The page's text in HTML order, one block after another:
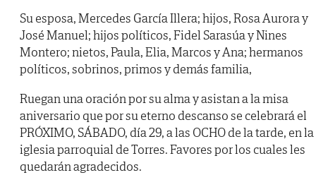
Su esposa, Mercedes García Illera; hijos, Rosa Aurora y
José Manuel; hijos políticos, Fidel Sarasúa y Nines
Montero; nietos, Paula, Elia, Marcos y Ana; hermanos
políticos, sobrinos, primos y demás familia,
Ruegan una oración por su alma y asistan a la misa
aniversario que por su eterno descanso se celebrará el
PRÓXIMO, SÁBADO, día 29, a las OCHO de la tarde, en la
iglesia parroquial de Torres. Favores por los cuales les
quedarán agradecidos.